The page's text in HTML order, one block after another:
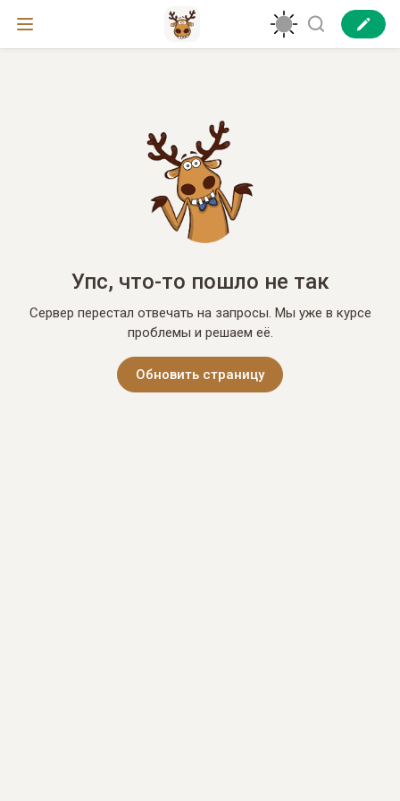
Упс, что-то пошло не так
Сервер перестал отвечать на запросы. Мы уже в курсе
проблемы и решаем её.
Обновить страницу